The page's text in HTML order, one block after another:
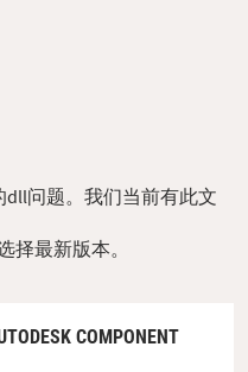
问题。我们当前有此文
择最新版本。
COMPONENT